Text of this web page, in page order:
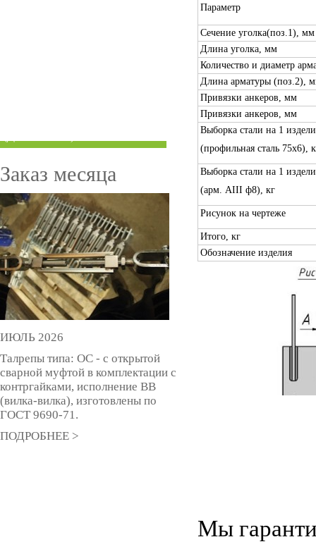
Параметр
Сечение уголка(поз.1), мм
Длина уголка, мм
Количество и диаметр
Длина арматуры (поз.2),
Привязки анкеров, мм
Привязки анкеров, мм
Выборка стали на 1
(профильная сталь 75х6),
Выборка стали на 1
(арм. AIII ф8), кг
Рисунок на чертеже
Итого, кг
Обозначение изделия
Мы
Заказ месяца
ИЮЛЬ 2026
Талрепы типа: ОС - с открытой
сварной муфтой в комплектации с
контргайками, исполнение ВВ
(вилка-вилка), изготовлены по
ГОСТ 9690-71.
ПОДРОБНЕЕ >